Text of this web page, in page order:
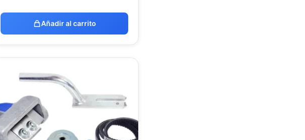
Añadir al carrito